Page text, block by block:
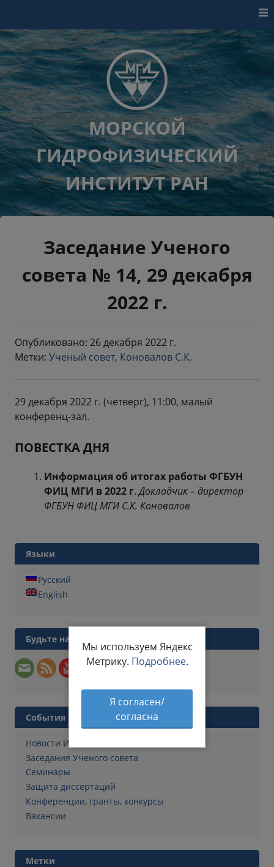
МОРСКОЙ
ГИДРОФИЗИЧЕСКИЙ
ИНСТИТУТ РАН
Заседание Ученого
совета № 14, 29 декабря
2022 г.
Опубликовано: 26 декабря 2022 г.
Метки: Ученый совет, Коновалов С.К.
29 декабря 2022 г. (четверг), 11:00, малый
конференц-зал.
ПОВЕСТКА ДНЯ
Информация об итогах работы ФГБУН
ФИЦ МГИ в 2022 г.Докладчик – директор
ФГБУН ФИЦ МГИ С.К. Коновалов
Языки
Русский
English
Будьте на связи
События
Новости Института
Заседания Ученого совета
Семинары
Защита диссертаций
Конференции, гранты, конкурсы
Вакансии
Метки
Мы используем Яндекс
Метрику. Подробнее.
Я согласен/
согласна